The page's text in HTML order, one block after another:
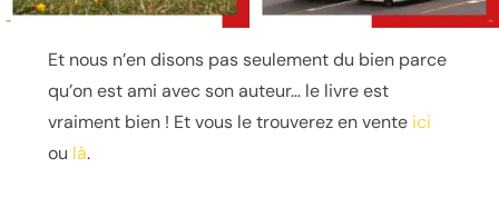
Et nous n’en disons pas seulement du bien parce
qu’on est ami avec son auteur… le livre est
vraiment bien ! Et vous le trouverez en vente ici
ou là.